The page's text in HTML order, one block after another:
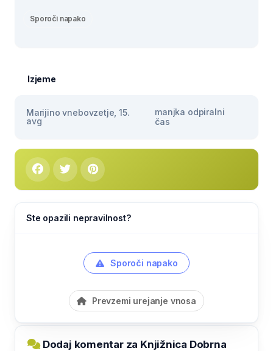
Sporoči napako
Izjeme
Marijino vnebovzetje, 15.
avg
manjka odpiralni
čas
Ste opazili nepravilnost?
Sporoči napako
Prevzemi urejanje vnosa
Dodaj komentar za Knjižnica Dobrna